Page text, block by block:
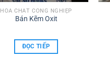
HÓA CHẤT CÔNG NGHIỆP
Bán Kẽm Oxit
ĐỌC TIẾP